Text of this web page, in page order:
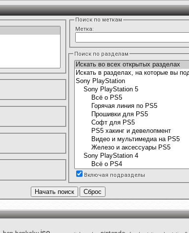
Поиск по меткам
Метка:
Поиск по разделам
Включая подразделы